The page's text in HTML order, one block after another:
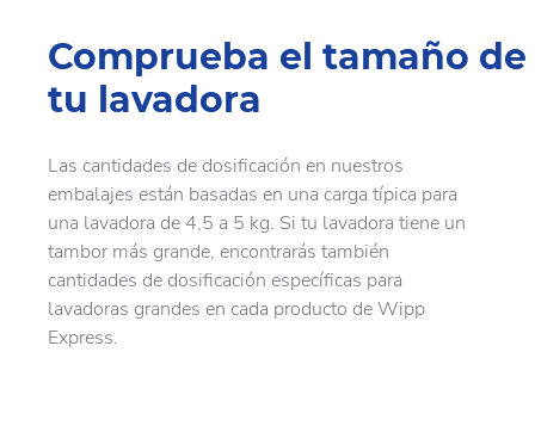
Comprueba el tamaño de
tu lavadora
Las cantidades de dosificación en nuestros
embalajes están basadas en una carga típica para
una lavadora de 4,5 a 5 kg. Si tu lavadora tiene un
tambor más grande, encontrarás también
cantidades de dosificación específicas para
lavadoras grandes en cada producto de Wipp
Express.